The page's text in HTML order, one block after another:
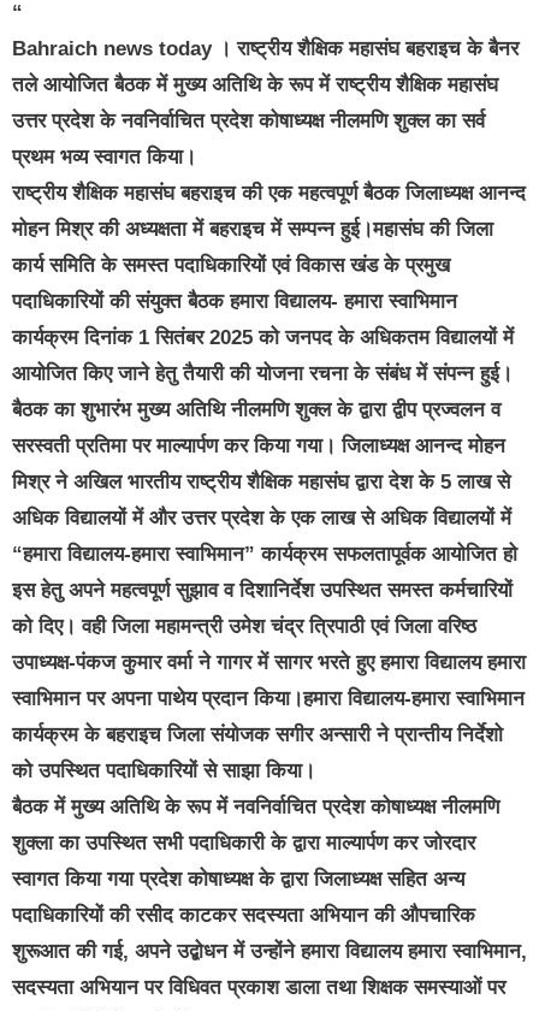
“
Bahraich news today । राष्ट्रीय शैक्षिक महासंघ बहराइच के बैनर
तले आयोजित बैठक में मुख्य अतिथि के रूप में राष्ट्रीय शैक्षिक महासंघ
उत्तर प्रदेश के नवनिर्वाचित प्रदेश कोषाध्यक्ष नीलमणि शुक्ल का सर्व
प्रथम भव्य स्वागत किया।
राष्ट्रीय शैक्षिक महासंघ बहराइच की एक महत्वपूर्ण बैठक जिलाध्यक्ष आनन्द
मोहन मिश्र की अध्यक्षता में बहराइच में सम्पन्न हुई।महासंघ की जिला
कार्य समिति के समस्त पदाधिकारियों एवं विकास खंड के प्रमुख
पदाधिकारियों की संयुक्त बैठक हमारा विद्यालय- हमारा स्वाभिमान
कार्यक्रम दिनांक 1 सितंबर 2025 को जनपद के अधिकतम विद्यालयों में
आयोजित किए जाने हेतु तैयारी की योजना रचना के संबंध में संपन्न हुई।
बैठक का शुभारंभ मुख्य अतिथि नीलमणि शुक्ल के द्वारा द्वीप प्रज्वलन व
सरस्वती प्रतिमा पर माल्यार्पण कर किया गया। जिलाध्यक्ष आनन्द मोहन
मिश्र ने अखिल भारतीय राष्ट्रीय शैक्षिक महासंघ द्वारा देश के 5 लाख से
अधिक विद्यालयों में और उत्तर प्रदेश के एक लाख से अधिक विद्यालयों में
“हमारा विद्यालय-हमारा स्वाभिमान” कार्यक्रम सफलतापूर्वक आयोजित हो
इस हेतु अपने महत्वपूर्ण सुझाव व दिशानिर्देश उपस्थित समस्त कर्मचारियों
को दिए। वही जिला महामन्त्री उमेश चंद्र त्रिपाठी एवं जिला वरिष्ठ
उपाध्यक्ष-पंकज कुमार वर्मा ने गागर में सागर भरते हुए हमारा विद्यालय हमारा
स्वाभिमान पर अपना पाथेय प्रदान किया।हमारा विद्यालय-हमारा स्वाभिमान
कार्यक्रम के बहराइच जिला संयोजक सगीर अन्सारी ने प्रान्तीय निर्देशो
को उपस्थित पदाधिकारियों से साझा किया।
बैठक में मुख्य अतिथि के रूप में नवनिर्वाचित प्रदेश कोषाध्यक्ष नीलमणि
शुक्ला का उपस्थित सभी पदाधिकारी के द्वारा माल्यार्पण कर जोरदार
स्वागत किया गया प्रदेश कोषाध्यक्ष के द्वारा जिलाध्यक्ष सहित अन्य
पदाधिकारियों की रसीद काटकर सदस्यता अभियान की औपचारिक
शुरूआत की गई, अपने उद्बोधन में उन्होंने हमारा विद्यालय हमारा स्वाभिमान,
सदस्यता अभियान पर विधिवत प्रकाश डाला तथा शिक्षक समस्याओं पर